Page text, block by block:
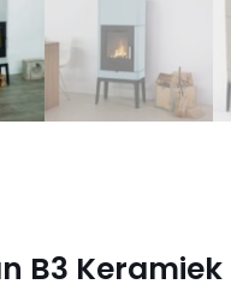
B3 Keramiek